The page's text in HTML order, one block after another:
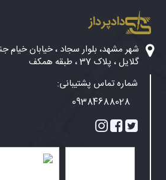
دادپرداز
گلایل ، پلاک 37 ، طبقه همکف
شماره تماس پشتیبانی:
09384688028